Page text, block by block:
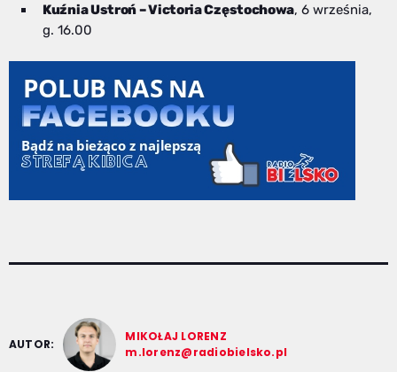
Kuźnia Ustroń – Victoria Częstochowa, 6 września,
g. 16.00
AUTOR:
MIKOŁAJ LORENZ
m.lorenz@radiobielsko.pl